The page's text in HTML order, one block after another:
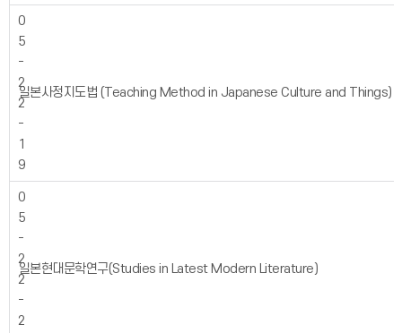
0
5
-
2
2
-
1
9
일본사정지도법 (Teaching Method in Japanese Culture and Things)
0
5
-
2
2
-
2
일본현대문학연구(Studies in Latest Modern Literature)